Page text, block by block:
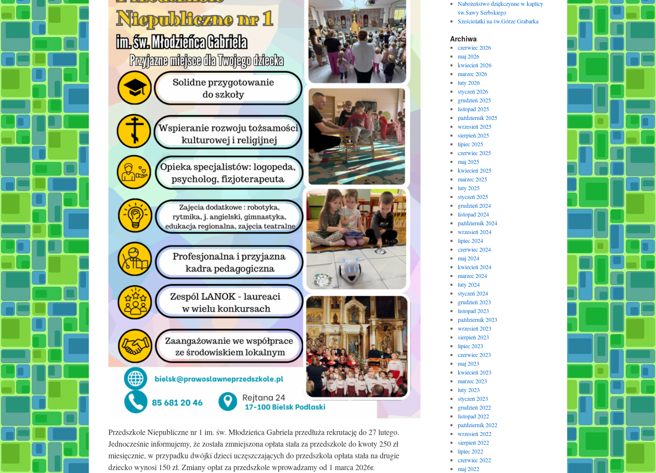
Przedszkole Niepubliczne nr 1 im. św. Młodzieńca Gabriela przedłuża rekrutację do 27 lutego.
Jednocześnie informujemy, że została zmniejszona opłata stała za przedszkole do kwoty 250 zł
miesięcznie, w przypadku dwójki dzieci uczęszczających do przedszkola opłata stała na drugie
dziecko wynosi 150 zł. Zmiany opłat za przedszkole wprowadzamy od 1 marca 2026r.
Nabożeństwo dziękczynne w kaplicy
św.Sawy Serbskiego
Sześciolatki na św.Górze Grabarka
Archiwa
czerwiec 2026
maj 2026
kwiecień 2026
marzec 2026
luty 2026
styczeń 2026
grudzień 2025
listopad 2025
październik 2025
wrzesień 2025
sierpień 2025
lipiec 2025
czerwiec 2025
maj 2025
kwiecień 2025
marzec 2025
luty 2025
styczeń 2025
grudzień 2024
listopad 2024
październik 2024
wrzesień 2024
lipiec 2024
czerwiec 2024
maj 2024
kwiecień 2024
marzec 2024
luty 2024
styczeń 2024
grudzień 2023
listopad 2023
październik 2023
wrzesień 2023
sierpień 2023
lipiec 2023
czerwiec 2023
maj 2023
kwiecień 2023
marzec 2023
luty 2023
styczeń 2023
grudzień 2022
listopad 2022
październik 2022
wrzesień 2022
sierpień 2022
lipiec 2022
czerwiec 2022
maj 2022